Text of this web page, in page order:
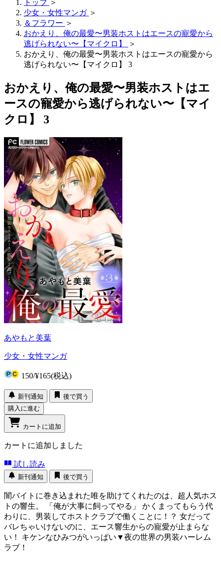
トップ ＞
少女・女性マンガ ＞
＆フラワー ＞
おかえり、俺の最愛〜男装ホストはエースの寵愛から
逃げられない〜【マイクロ】
＞
おかえり、俺の最愛〜男装ホストはエースの寵愛から
逃げられない〜【マイクロ】 3
おかえり、俺の最愛〜男装ホストはエ
ースの寵愛から逃げられない〜【マイ
クロ】 3
あやもと美葉
少女・女性マンガ
150/¥165(税込)
新刊通知
後で買う
購入に進む
カートに追加
カートに追加しました
試し読み
新刊通知 後で買う
闇バイトに巻き込まれた唯を助けてくれたのは、超人気ホス
トの響生。 「俺が大事に飼ってやる」 かくまってもらう代
わりに、男装してホストクラブで働くことに！？ 女だって
バレちゃいけないのに、エース響生からの寵愛が止まらな
い！ キケンなひみつがいっぱい▼夜の世界の男装ハーレム
ラブ！